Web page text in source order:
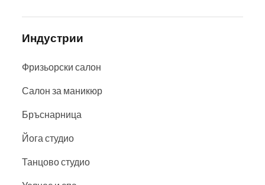
Индустрии
Фризьорски салон
Салон за маникюр
Бръснарница
Йога студио
Танцово студио